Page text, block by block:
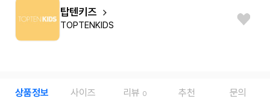
탑텐키즈
TOPTENKIDS
상품정보 사이즈 리뷰 0 추천 문의